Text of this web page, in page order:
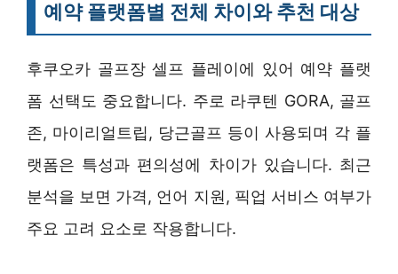
예약 플랫폼별 전체 차이와 추천 대상
후쿠오카 골프장 셀프 플레이에 있어 예약 플랫
폼 선택도 중요합니다. 주로 라쿠텐 GORA, 골프
존, 마이리얼트립, 당근골프 등이 사용되며 각 플
랫폼은 특성과 편의성에 차이가 있습니다. 최근
분석을 보면 가격, 언어 지원, 픽업 서비스 여부가
주요 고려 요소로 작용합니다.